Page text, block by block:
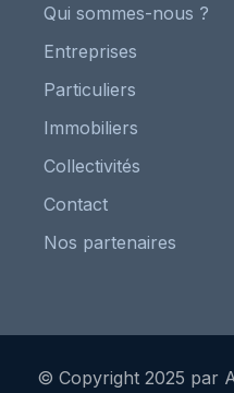
Qui sommes-nous ?
Entreprises
Particuliers
Immobiliers
Collectivités
Contact
Nos partenaires
© Copyright 2025 par